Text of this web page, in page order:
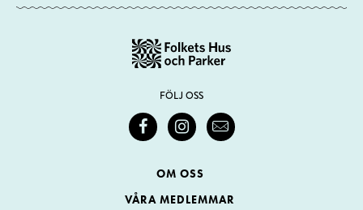
FÖLJ OSS
OM OSS
VÅRA MEDLEMMAR